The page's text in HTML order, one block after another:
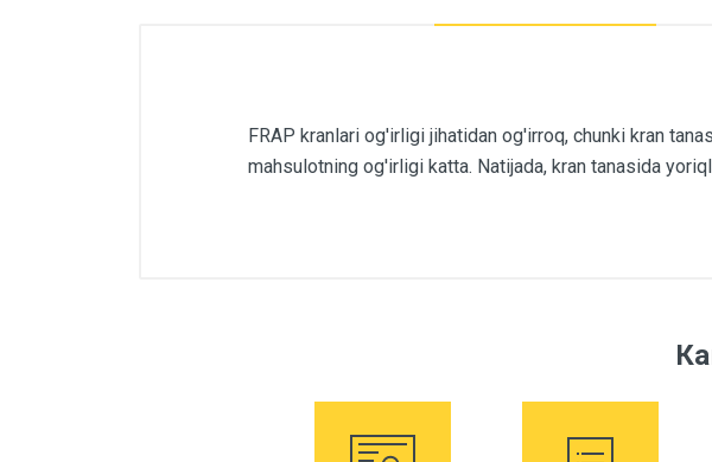
FRAP kranlari og'irligi jihatidan og'irroq, chunki kran
mahsulotning og'irligi katta. Natijada, kran tanasida